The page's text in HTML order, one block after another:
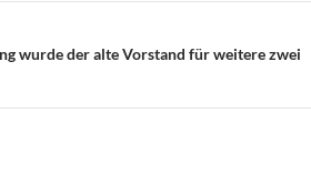
wurde der alte Vorstand für weitere zwei